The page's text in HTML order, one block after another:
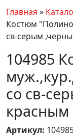
Главная »
Костюм
св-серым
104985
со св-
Артикул: